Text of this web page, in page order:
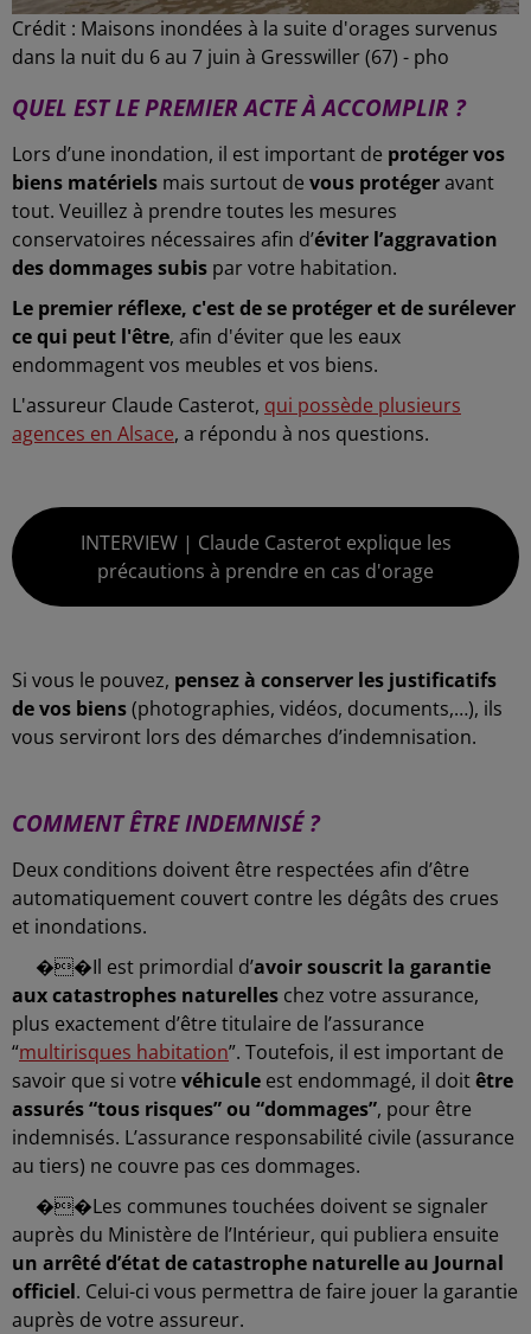
Crédit : Maisons inondées à la suite d'orages survenus
dans la nuit du 6 au 7 juin à Gresswiller (67) - pho
QUEL EST LE PREMIER ACTE À ACCOMPLIR ?
Lors d’une inondation, il est important de protéger vos
biens matériels mais surtout de vous protégeravant
tout. Veuillez à prendre toutes les mesures
conservatoires nécessaires afin d’éviter l’aggravation
des dommages subis par votre habitation.
Le premier réflexe, c'est de se protéger et de surélever
ce qui peut l'être, afin d'éviter que les eaux
endommagent vos meubles et vos biens.
L'assureur Claude Casterot, qui possède plusieurs
agences en Alsace, a répondu à nos questions.
INTERVIEW | Claude Casterot explique les
précautions à prendre en cas d'orage
Si vous le pouvez, pensez à conserver les justificatifs
de vos biens(photographies, vidéos, documents,…), ils
vous serviront lors des démarches d’indemnisation.
COMMENT ÊTRE INDEMNISÉ ?
Deux conditions doivent être respectées afin d’être
automatiquement couvert contre les dégâts des crues
et inondations.
��Il est primordial d’avoir souscrit la garantie
aux catastrophes naturelles chez votre assurance,
plus exactement d’être titulaire de l’assurance
“multirisques habitation”. Toutefois, il est important de
savoir que si votre véhicule est endommagé, il doitêtre
assurés “tous risques” ou “dommages”, pour être
indemnisés. L’assurance responsabilité civile (assurance
au tiers) ne couvre pas ces dommages.
��Les communes touchées doivent se signaler
auprès du Ministère de l’Intérieur, qui publiera ensuite
un arrêté d’état de catastrophe naturelle au Journal
officiel. Celui-ci vous permettra de faire jouer la garantie
auprès de votre assureur.